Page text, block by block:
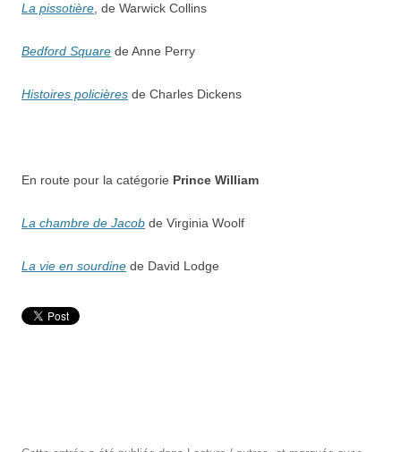
La pissotière , de Warwick Collins
Bedford Square de Anne Perry
Histoires policières de Charles Dickens
En route pour la catégorie Prince William
La chambre de Jacob de Virginia Woolf
La vie en sourdine de David Lodge